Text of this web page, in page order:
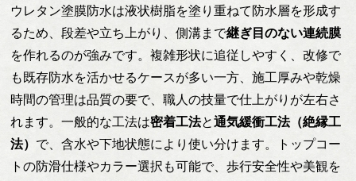
ウレタン塗膜防水は液状樹脂を塗り重ねて防水層を形成す
るため、段差や立ち上がり、側溝まで継ぎ目のない連続膜
を作れるのが強みです。複雑形状に追従しやすく、改修で
も既存防水を活かせるケースが多い一方、施工厚みや乾燥
時間の管理は品質の要で、職人の技量で仕上がりが左右さ
れます。一般的な工法は密着工法と通気緩衝工法（絶縁工
法） で、含水や下地状態により使い分けます。トップコー
トの防滑仕様やカラー選択も可能で、歩行安全性や美観を